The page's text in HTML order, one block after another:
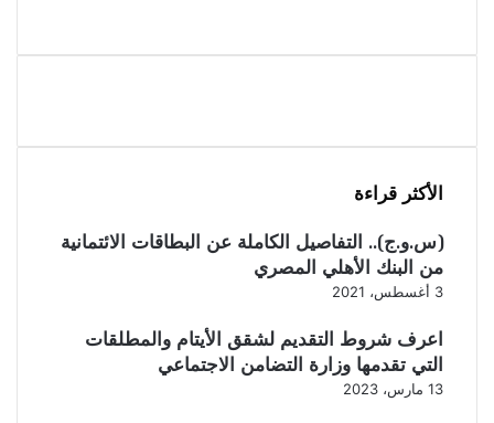
الأكثر قراءة
(س.و.ج).. التفاصيل الكاملة عن البطاقات الائتمانية
من البنك الأهلي المصري
3 أغسطس، 2021
اعرف شروط التقديم لشقق الأيتام والمطلقات
التي تقدمها وزارة التضامن الاجتماعي
13 مارس، 2023